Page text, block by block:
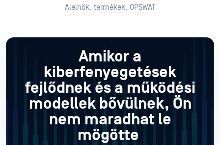
Alelnök, termékek, OPSWAT
Amikor a
kiberfenyegetések
fejlődnek és a működési
modellek bővülnek, Ön
nem maradhat le
mögötte